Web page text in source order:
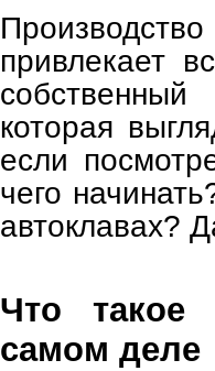
привлекает
которая
если
чего
автоклавах?
Что такое
самом деле